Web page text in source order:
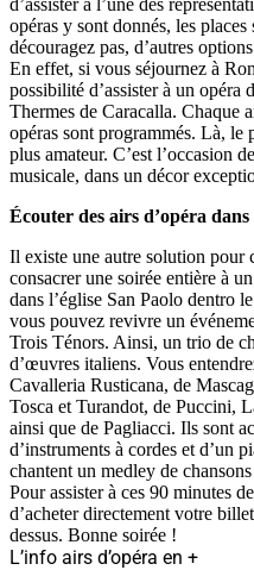
opéras y sont donnés, les
découragez pas, d’autres
En effet, si vous séjournez à
possibilité d’assister à un opéra
Thermes de Caracalla. Chaque
opéras sont programmés. Là, le
plus amateur. C’est l’occasion
musicale, dans un décor
Écouter des airs d’opéra dans
Il existe une autre solution pour
consacrer une soirée entière à
dans l’église San Paolo dentro
vous pouvez revivre un
Trois Ténors. Ainsi, un trio de
d’œuvres italiens. Vous
Cavalleria Rusticana, de
Tosca et Turandot, de Puccini,
ainsi que de Pagliacci. Ils sont
d’instruments à cordes et d’un
chantent un medley de
Pour assister à ces 90 minutes
d’acheter directement votre
dessus. Bonne soirée !
L’info airs d’opéra en +